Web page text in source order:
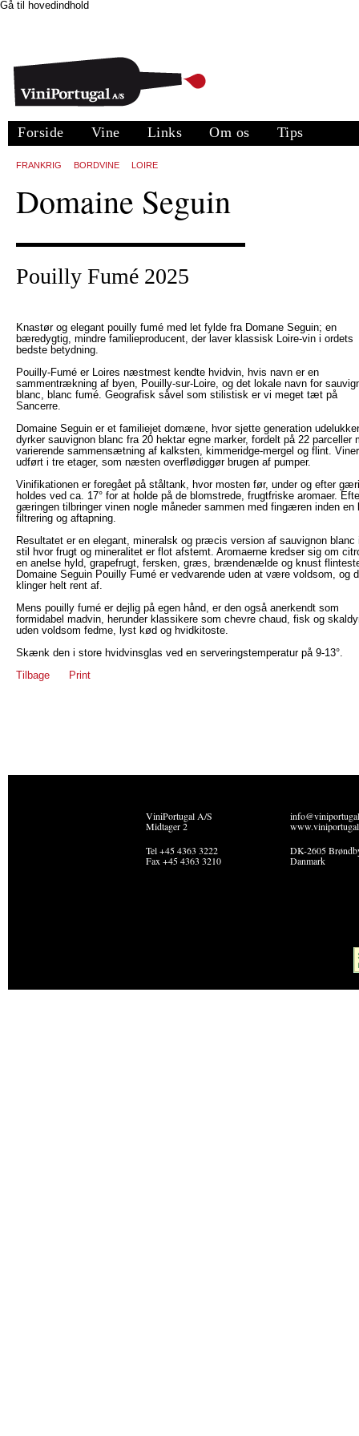
Gå til hovedindhold
Forside Vine Links Om os Tips
FRANKRIG BORDVINE LOIRE
Domaine Seguin
Pouilly Fumé 2025
Knastør og elegant pouilly fumé med let fylde fra Domane Seguin; en
bæredygtig, mindre familieproducent, der laver klassisk Loire-vin i ordets
bedste betydning.
Pouilly-Fumé er Loires næstmest kendte hvidvin, hvis navn er en
sammentrækning af byen, Pouilly-sur-Loire, og det lokale navn for
blanc, blanc fumé. Geografisk såvel som stilistisk er vi meget tæt på
Sancerre.
Domaine Seguin er et familiejet domæne, hvor sjette generation
dyrker sauvignon blanc fra 20 hektar egne marker, fordelt på 22 parceller
varierende sammensætning af kalksten, kimmeridge-mergel og flint.
udført i tre etager, som næsten overflødiggør brugen af pumper.
Vinifikationen er foregået på ståltank, hvor mosten før, under og efter
holdes ved ca. 17° for at holde på de blomstrede, frugtfriske aromaer.
gæringen tilbringer vinen nogle måneder sammen med fingæren inden en
filtrering og aftapning.
Resultatet er en elegant, mineralsk og præcis version af sauvignon blanc
stil hvor frugt og mineralitet er flot afstemt. Aromaerne kredser sig om
en anelse hyld, grapefrugt, fersken, græs, brændenælde og knust
Domaine Seguin Pouilly Fumé er vedvarende uden at være voldsom, og
klinger helt rent af.
Mens pouilly fumé er dejlig på egen hånd, er den også anerkendt som
formidabel madvin, herunder klassikere som chevre chaud, fisk og
uden voldsom fedme, lyst kød og hvidkitoste.
Skænk den i store hvidvinsglas ved en serveringstemperatur på 9-13°.
Tilbage
Print
ViniPortugal A/S
Midtager 2
Tel +45 4363 3222
Fax +45 4363 3210
DK-2605
Danmark